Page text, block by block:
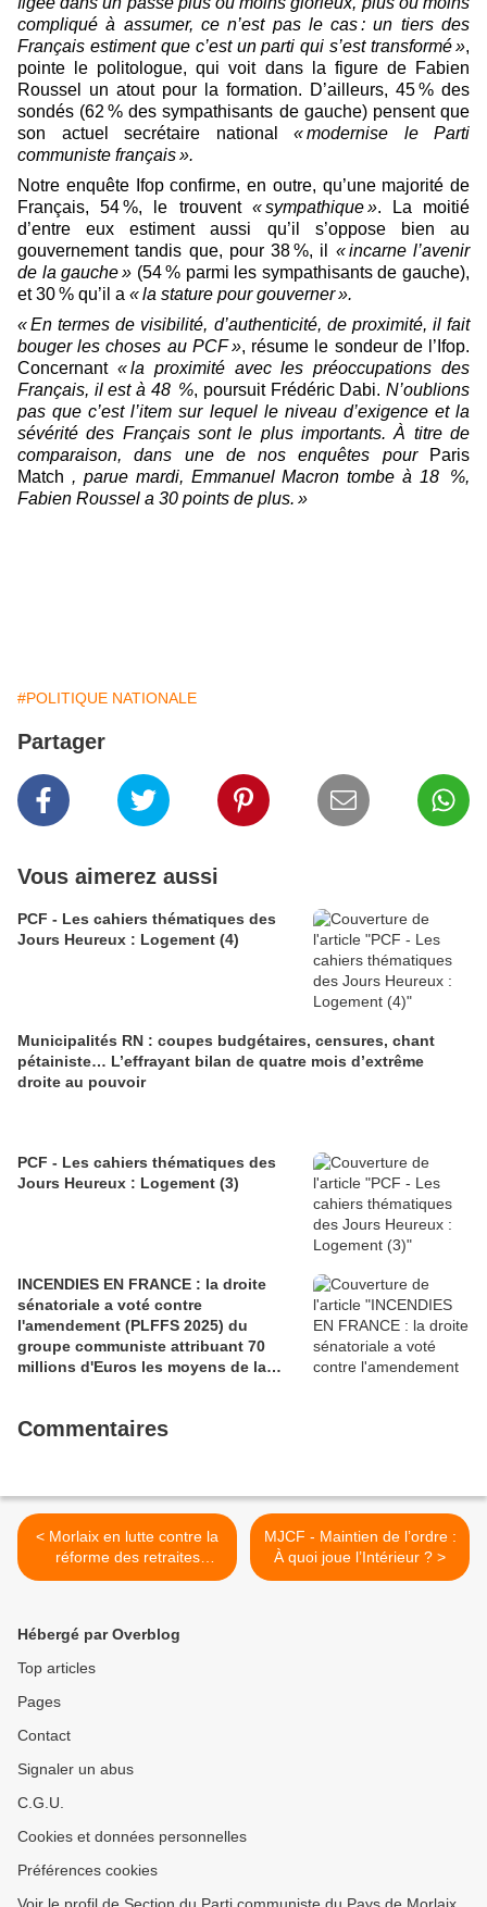
compliqué à assumer, ce n’est pas le cas : un tiers des
Français estiment que c’est un parti qui s’est transformé »,
pointe le politologue, qui voit dans la figure de Fabien
Roussel un atout pour la formation. D’ailleurs, 45 % des
sondés (62 % des sympathisants de gauche) pensent que
son actuel secrétaire national « modernise le Parti
communiste français ».
Notre enquête Ifop confirme, en outre, qu’une majorité de
Français, 54 %, le trouvent « sympathique ». La moitié
d’entre eux estiment aussi qu’il s’oppose bien au
gouvernement tandis que, pour 38 %, il « incarne l’avenir
de la gauche » (54 % parmi les sympathisants de gauche),
et 30 % qu’il a « la stature pour gouverner ».
« En termes de visibilité, d’authenticité, de proximité, il fait
bouger les choses au PCF », résume le sondeur de l’Ifop.
Concernant « la proximité avec les préoccupations des
Français, il est à 48 %, poursuit Frédéric Dabi.N’oublions
pas que c’est l’item sur lequel le niveau d’exigence et la
sévérité des Français sont le plus importants. À titre de
comparaison, dans une de nos enquêtes pour
Paris
Match , parue mardi, Emmanuel Macron tombe à 18
%,
Fabien Roussel a 30 points de plus. »
#POLITIQUE NATIONALE
Partager
Vous aimerez aussi
PCF - Les cahiers thématiques des
Jours Heureux : Logement (4)
Municipalités RN : coupes budgétaires, censures, chant
pétainiste… L’effrayant bilan de quatre mois d’extrême
droite au pouvoir
PCF - Les cahiers thématiques des
Jours Heureux : Logement (3)
INCENDIES EN FRANCE : la droite
sénatoriale a voté contre
l'amendement (PLFFS 2025) du
groupe communiste attribuant 70
millions d'Euros les moyens de la
Commentaires
< Morlaix en lutte contre la
réforme des retraites
Macron - AG des luttes au
MJCF - Maintien de l’ordre :
À quoi joue l’Intérieur ? >
Hébergé par Overblog
Top articles
Pages
Contact
Signaler un abus
C.G.U.
Cookies et données personnelles
Préférences cookies
Voir le profil de Section du Parti communiste du Pays de Morlaix